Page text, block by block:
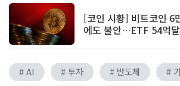
[코인 시황] 비트코인 6
에도 불안…ETF 54억
# AI # 투자 # 반도체 #